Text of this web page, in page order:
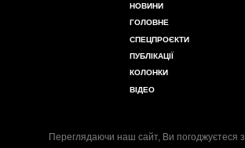
НОВИНИ
ГОЛОВНЕ
СПЕЦПРОЄКТИ
ПУБЛІКАЦІЇ
КОЛОНКИ
ВІДЕО
Переглядаючи наш сайт, Ви погоджуєтеся з